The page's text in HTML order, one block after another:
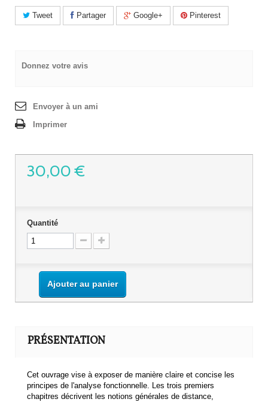
Tweet Partager Google+ Pinterest
Donnez votre avis
Envoyer à un ami
Imprimer
30,00 €
Quantité
Ajouter au panier
PRÉSENTATION
Cet ouvrage vise à exposer de manière claire et concise les
principes de l'analyse fonctionnelle. Les trois premiers
chapitres décrivent les notions générales de distance,